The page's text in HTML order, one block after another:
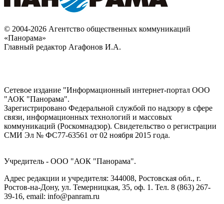
© 2004-2026 Агентство общественных коммуникаций
«Панорама»
Главный редактор Агафонов И.А.
Сетевое издание "Информационный интернет-портал ООО
"АОК "Панорама".
Зарегистрировано Федеральной службой по надзору в сфере
связи, информационных технологий и массовых
коммуникаций (Роскомнадзор). Cвидетельство о регистрации
СМИ Эл № ФС77-63561 от 02 ноября 2015 года.
Учредитель - ООО "АОК "Панорама".
Адрес редакции и учредителя: 344008, Ростовская обл., г.
Ростов-на-Дону, ул. Темерницкая, 35, оф. 1. Тел. 8 (863) 267-
39-16, email: info@panram.ru